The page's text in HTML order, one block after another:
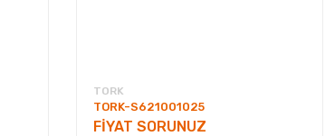
TORK
TORK-S621001025
FİYAT SORUNUZ